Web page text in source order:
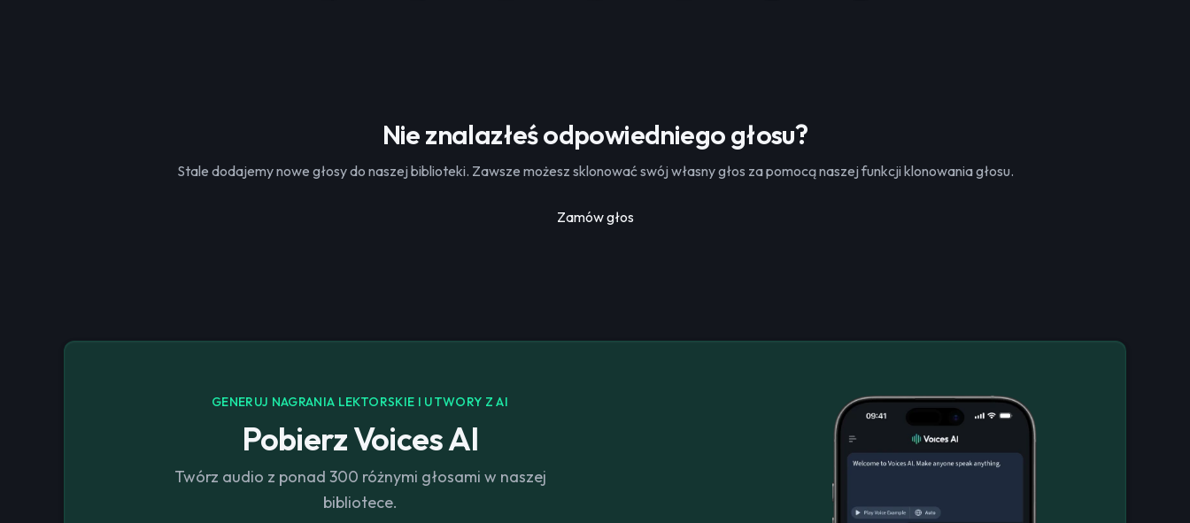
Nie znalazłeś odpowiedniego głosu?
Stale dodajemy nowe głosy do naszej biblioteki. Zawsze możesz sklonować swój własny głos za pomocą naszej funkcji klonowania głosu.
Zamów głos
GENERUJ NAGRANIA LEKTORSKIE I UTWORY Z AI
Pobierz Voices AI
Twórz audio z ponad 300 różnymi głosami w naszej
bibliotece.